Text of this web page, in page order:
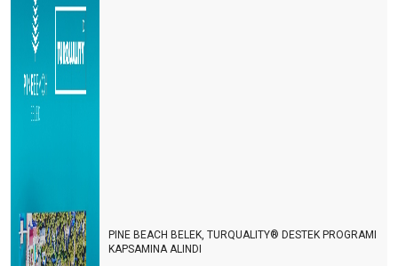
PINE BEACH BELEK, TURQUALITY® DESTEK PROGRAMI
KAPSAMINA ALINDI